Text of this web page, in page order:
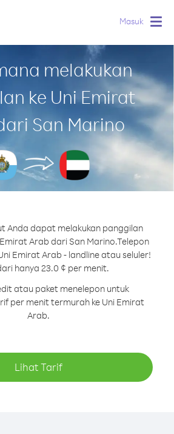
Masuk
melakukan
ke Uni Emirat
San Marino
Anda dapat melakukan panggilan
Arab dari San Marino.Telepon
Emirat Arab - landline atau seluler!
hanya 23.0 ¢ per menit.
atau paket menelepon untuk
per menit termurah ke Uni Emirat
Arab.
Lihat Tarif